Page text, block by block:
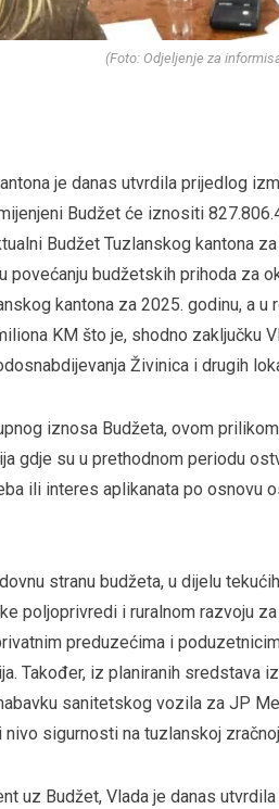
(Foto: Odjeljenje za
je danas utvrdila prijedlog
Budžet će iznositi
Budžet Tuzlanskog kantona
povećanju budžetskih prihoda za
kantona za 2025. godinu, a
KM što je, shodno zaključku
Živinica i drugih
iznosa Budžeta, ovom
gdje su u prethodnom periodu
ili interes aplikanata po osnovu
stranu budžeta, u dijelu
poljoprivredi i ruralnom razvoju
preduzećima i
Također, iz planiranih sredstava
sanitetskog vozila za JP
sigurnosti na tuzlanskoj
uz Budžet, Vlada je danas